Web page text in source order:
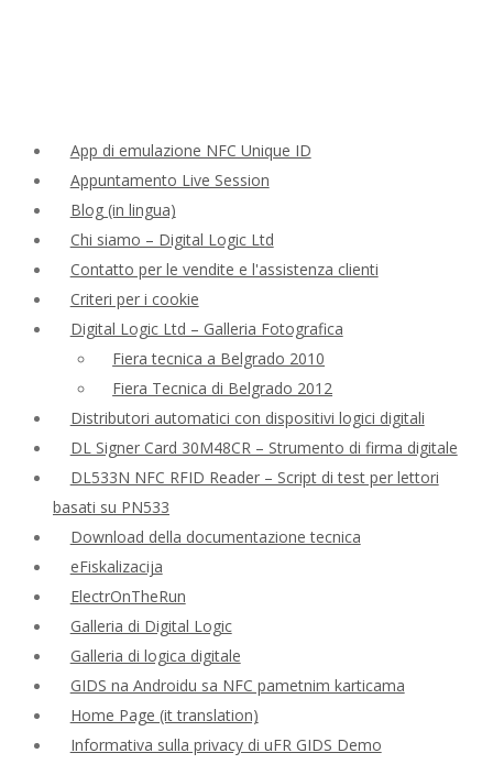
App di emulazione NFC Unique ID
Appuntamento Live Session
Blog (in lingua)
Chi siamo – Digital Logic Ltd
Contatto per le vendite e l'assistenza clienti
Criteri per i cookie
Digital Logic Ltd – Galleria Fotografica
Fiera tecnica a Belgrado 2010
Fiera Tecnica di Belgrado 2012
Distributori automatici con dispositivi logici digitali
DL Signer Card 30M48CR – Strumento di firma digitale
DL533N NFC RFID Reader – Script di test per lettori
basati su PN533
Download della documentazione tecnica
eFiskalizacija
ElectrOnTheRun
Galleria di Digital Logic
Galleria di logica digitale
GIDS na Androidu sa NFC pametnim karticama
Home Page (it translation)
Informativa sulla privacy di uFR GIDS Demo